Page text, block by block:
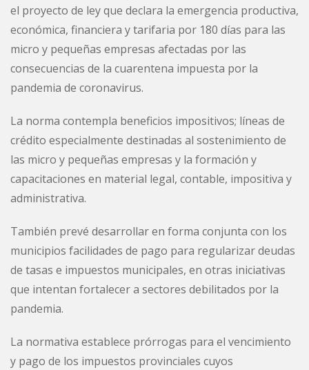
el proyecto de ley que declara la emergencia productiva,
económica, financiera y tarifaria por 180 días para las
micro y pequeñas empresas afectadas por las
consecuencias de la cuarentena impuesta por la
pandemia de coronavirus.
La norma contempla beneficios impositivos; líneas de
crédito especialmente destinadas al sostenimiento de
las micro y pequeñas empresas y la formación y
capacitaciones en material legal, contable, impositiva y
administrativa.
También prevé desarrollar en forma conjunta con los
municipios facilidades de pago para regularizar deudas
de tasas e impuestos municipales, en otras iniciativas
que intentan fortalecer a sectores debilitados por la
pandemia.
La normativa establece prórrogas para el vencimiento
y pago de los impuestos provinciales cuyos